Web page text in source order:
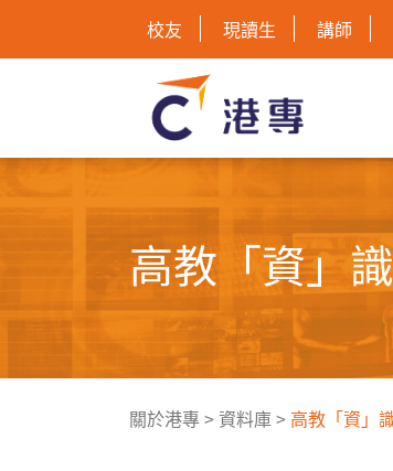
校友 現讀生 講師
高教「資」識
關於港專>資料庫> 高教「資」